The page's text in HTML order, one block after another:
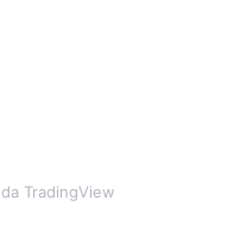
da TradingView